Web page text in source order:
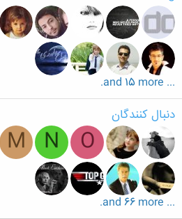
... and 15 more.
دنبال کنندگان
O
N
M
... and 66 more.